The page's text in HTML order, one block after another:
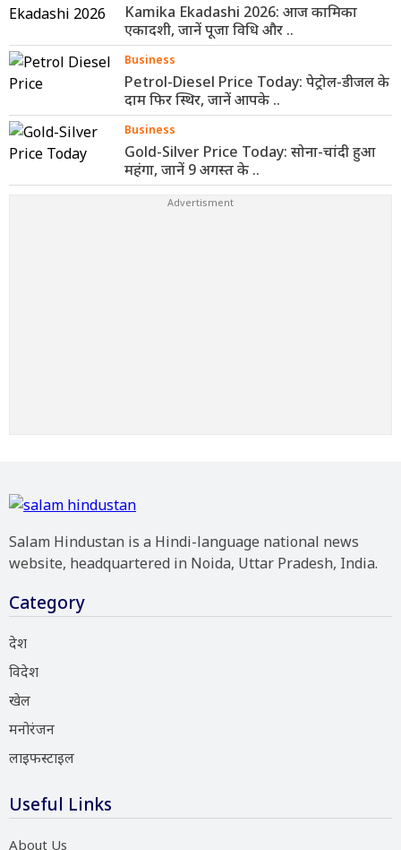
Kamika Ekadashi 2026: आज कामिका
एकादशी, जानें पूजा विधि और ..
Business
Petrol-Diesel Price Today: पेट्रोल-डीजल के
दाम फिर स्थिर, जानें आपके ..
Business
Gold-Silver Price Today: सोना-चांदी हुआ
महंगा, जानें 9 अगस्त के ..
Salam Hindustan is a Hindi-language national news
website, headquartered in Noida, Uttar Pradesh, India.
Category
देश
विदेश
खेल
मनोरंजन
लाइफस्टाइल
Useful Links
About Us